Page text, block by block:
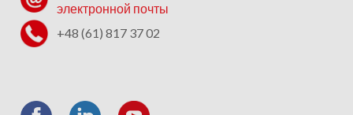
электронной почты
+48 (61) 817 37 02